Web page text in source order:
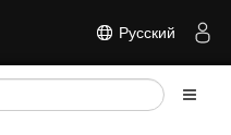
Русский